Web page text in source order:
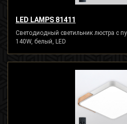
LED LAMPS 81411
Светодиодный светильник люстра с
140W, белый, LED